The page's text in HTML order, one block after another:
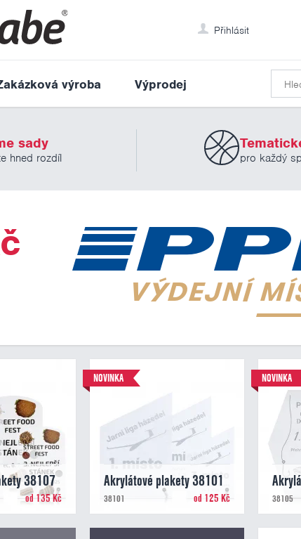
Přihlásit
výroba Výprodej
sady
hned rozdíl pro každý
38107
od 135 Kč
Akrylátové plakety 38101
38101 od 125 Kč
NOVINKA
38105
NOVINKA